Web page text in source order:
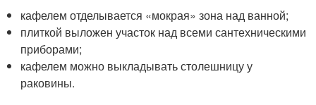
кафелем отделывается «мокрая» зона над ванной;
плиткой выложен участок над всеми сантехническими
приборами;
кафелем можно выкладывать столешницу у
раковины.